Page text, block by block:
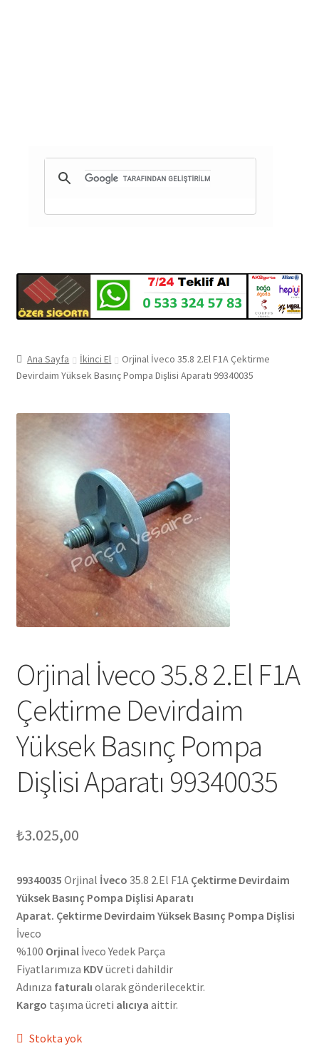
Ana Sayfa İkinci El
Orjinal İveco 35.8 2.El F1A Çektirme
Devirdaim Yüksek Basınç Pompa Dişlisi Aparatı 99340035
Orjinal İveco 35.8 2.El F1A
Çektirme Devirdaim
Yüksek Basınç Pompa
Dişlisi Aparatı 99340035
₺3.025,00
99340035 Orjinal İveco 35.8 2.El F1AÇektirme Devirdaim
Yüksek Basınç Pompa Dişlisi Aparatı
Aparat. Çektirme Devirdaim Yüksek Basınç Pompa Dişlisi
İveco
%100 Orjinalİveco Yedek Parça
Fiyatlarımıza KDVücreti dahildir
Adınıza faturalı olarak gönderilecektir.
Kargo taşıma ücreti alıcıya aittir.
Stokta yok